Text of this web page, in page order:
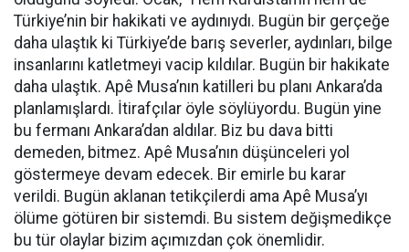
Türkiye’nin bir hakikati ve aydınıydı. Bugün bir gerçeğe
daha ulaştık ki Türkiye’de barış severler, aydınları, bilge
insanlarını katletmeyi vacip kıldılar. Bugün bir hakikate
daha ulaştık. Apê Musa’nın katilleri bu planı Ankara’da
planlamışlardı. İtirafçılar öyle söylüyordu. Bugün yine
bu fermanı Ankara’dan aldılar. Biz bu dava bitti
demeden, bitmez. Apê Musa’nın düşünceleri yol
göstermeye devam edecek. Bir emirle bu karar
verildi. Bugün aklanan tetikçilerdi ama Apê Musa’yı
ölüme götüren bir sistemdi. Bu sistem değişmedikçe
bu tür olaylar bizim açımızdan çok önemlidir.